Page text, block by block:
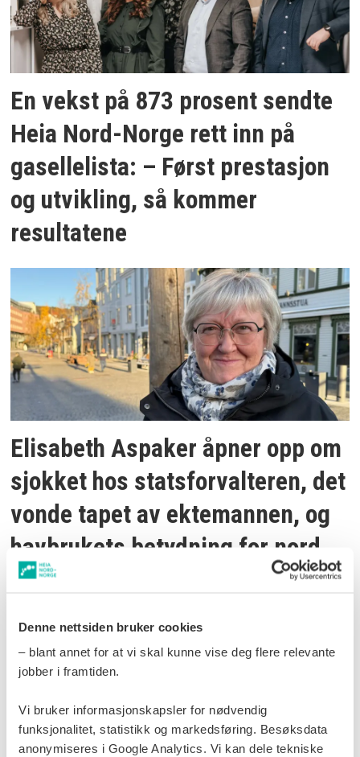
Denne nettsiden bruker cookies
– blant annet for at vi skal kunne vise deg flere relevante
jobber i framtiden.
Vi bruker informasjonskapsler for nødvendig
funksjonalitet, statistikk og markedsføring. Besøksdata
anonymiseres i Google Analytics. Vi kan dele tekniske
En vekst på 873 prosent sendte
Heia Nord-Norge rett inn på
gasellelista: – Først prestasjon
og utvikling, så kommer
resultatene
Elisabeth Aspaker åpner opp om
sjokket hos statsforvalteren, det
vonde tapet av ektemannen, og
havbrukets betydning for nord